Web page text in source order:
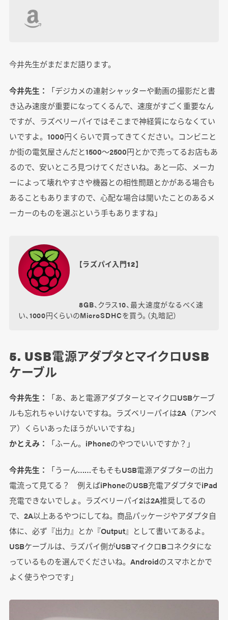
今井先生がまだまだ語ります。
今井先生：
「デジカメの連射シャッターや動画の撮影だと書
き込み速度が重要になってくるんで、速度がすごく重要なん
ですが、ラズベリーパイではそこまで神経質にならなくてい
いですよ。1000円くらいで買ってきてください。コンビニと
か街の電気屋さんだと1500～2500円とかで売ってるお店もあ
るので、安いところ見つけてくださいね。あと一応、メーカ
ーによって壊れやすさや機器との相性問題とかがある場合も
あることもありますので、心配な場合は聞いたことのあるメ
ーカーのものを選ぶという手もありますね」
【ラズパイ入門12】
8GB、クラス10、最大速度がなるべく速
い、1000円くらいのMicroSDHCを買う。（丸暗記）
5. USB電源アダプタとマイクロUSB
ケーブル
今井先生：
「あ、あと電源アダプターとマイクロUSBケーブ
ルも忘れちゃいけないですね。ラズベリーパイは2A（アンペ
ア）くらいあったほうがいいですね」
かとえみ：
「ふーん。iPhoneのやつでいいですか？」
今井先生：
「うーん……そもそもUSB電源アダプターの出力
電流って見てる？ 例えばiPhoneのUSB充電アダプタでiPad
充電できないでしょ。ラズベリーパイ2は2A推奨してるの
で、2A以上あるやつにしてね。商品パッケージやアダプタ自
体に、必ず『出力』とか『Output』として書いてあるよ。
USBケーブルは、ラズパイ側がUSBマイクロBコネクタにな
っているものを選んでくださいね。Androidのスマホとかで
よく使うやつです」